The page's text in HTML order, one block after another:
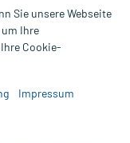
für
Arzt. Bitte
Webseite benutzt
Sie unsere Webseite
Ihre
Cookie-
Impressum